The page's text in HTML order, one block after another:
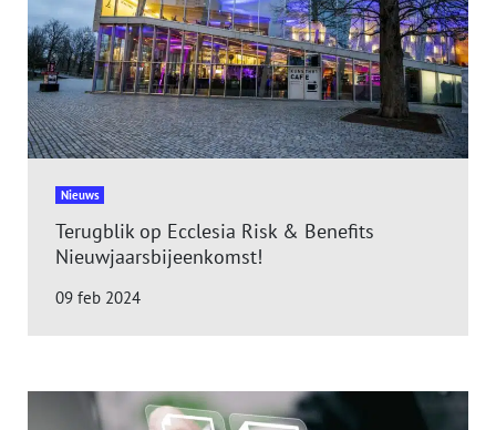
Nieuws
Terugblik op Ecclesia Risk & Benefits
Nieuwjaarsbijeenkomst!
09 feb 2024